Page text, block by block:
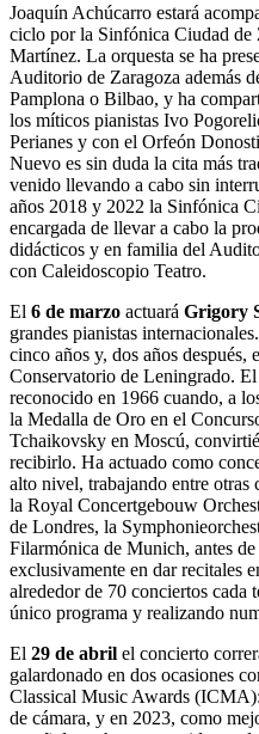
Joaquín Achúcarro estará
ciclo por la Sinfónica Ciudad
Martínez. La orquesta se ha
Auditorio de Zaragoza además
Pamplona o Bilbao, y ha
los míticos pianistas Ivo
Perianes y con el Orfeón
Nuevo es sin duda la cita más
venido llevando a cabo sin
años 2018 y 2022 la Sinfónica
encargada de llevar a cabo la
didácticos y en familia del
con Caleidoscopio Teatro.
El 6 de marzo actuará Grigory
grandes pianistas
cinco años y, dos años después,
Conservatorio de Leningrado.
reconocido en 1966 cuando, a
la Medalla de Oro en el
Tchaikovsky en Moscú,
recibirlo. Ha actuado como
alto nivel, trabajando entre
la Royal Concertgebouw
de Londres, la
Filarmónica de Munich, antes
exclusivamente en dar recitales
alrededor de 70 conciertos cada
único programa y realizando
El 29 de abril el concierto
galardonado en dos ocasiones
Classical Music Awards
de cámara, y en 2023, como